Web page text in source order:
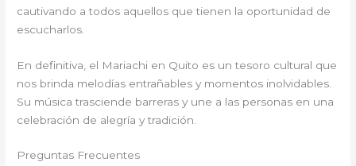
cautivando a todos aquellos que tienen la oportunidad de
escucharlos.
En definitiva, el Mariachi en Quito es un tesoro cultural que
nos brinda melodías entrañables y momentos inolvidables.
Su música trasciende barreras y une a las personas en una
celebración de alegría y tradición.
Preguntas Frecuentes